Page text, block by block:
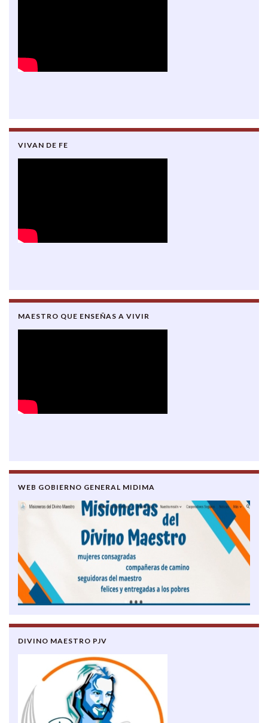
VIVAN DE FE
MAESTRO QUE ENSEÑAS A VIVIR
WEB GOBIERNO GENERAL MIDIMA
DIVINO MAESTRO PJV